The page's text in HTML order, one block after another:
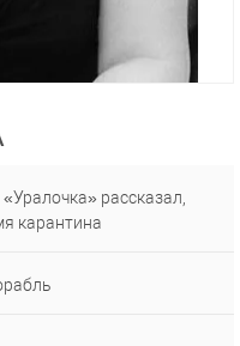
рассказал,
карантина